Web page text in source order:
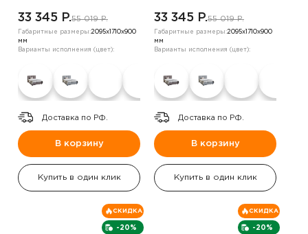
33 345 P.55 019 P.
Габаритные размеры:2095х1710х900
мм
Варианты исполнения (цвет):
Доставка по РФ.
В корзину
Купить в один клик
33 345 P.55 019 P.
Габаритные размеры:2095х1710х900
мм
Варианты исполнения (цвет):
Доставка по РФ.
В корзину
Купить в один клик
-20%
СКИДКА
-20%
СКИДКА